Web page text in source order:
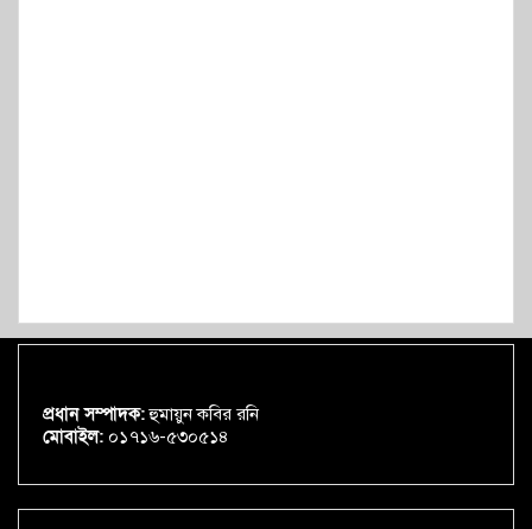
প্রধান সম্পাদক:হুমায়ুন কবির রনি
মোবাইল: ০১৭১৬-৫৩০৫১৪